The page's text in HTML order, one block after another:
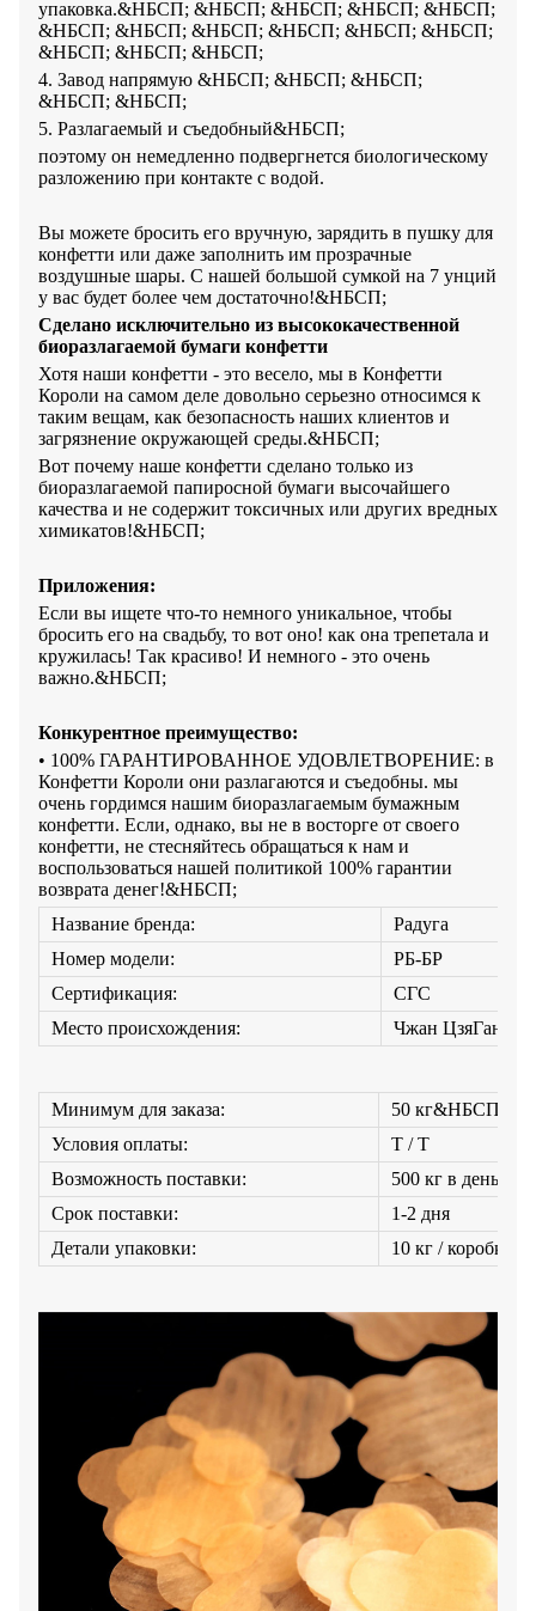
упаковка.&НБСП; &НБСП; &НБСП; &НБСП; &НБСП;
&НБСП; &НБСП; &НБСП; &НБСП; &НБСП; &НБСП;
&НБСП; &НБСП; &НБСП;
4. Завод напрямую &НБСП; &НБСП; &НБСП;
&НБСП; &НБСП;
5. Разлагаемый и съедобный&НБСП;
поэтому он немедленно подвергнется биологическому
разложению при контакте с водой.
Вы можете бросить его вручную, зарядить в пушку для
конфетти или даже заполнить им прозрачные
воздушные шары. С нашей большой сумкой на 7 унций
у вас будет более чем достаточно!&НБСП;
Сделано исключительно из высококачественной
биоразлагаемой бумаги конфетти
Хотя наши конфетти - это весело, мы в Конфетти
Короли на самом деле довольно серьезно относимся к
таким вещам, как безопасность наших клиентов и
загрязнение окружающей среды.&НБСП;
Вот почему наше конфетти сделано только из
биоразлагаемой папиросной бумаги высочайшего
качества и не содержит токсичных или других вредных
химикатов!&НБСП;
Приложения:
Если вы ищете что-то немного уникальное, чтобы
бросить его на свадьбу, то вот оно! как она трепетала и
кружилась! Так красиво! И немного - это очень
важно.&НБСП;
Конкурентное преимущество:
• 100% ГАРАНТИРОВАННОЕ УДОВЛЕТВОРЕНИЕ: в
Конфетти Короли они разлагаются и съедобны. мы
очень гордимся нашим биоразлагаемым бумажным
конфетти. Если, однако, вы не в восторге от своего
конфетти, не стесняйтесь обращаться к нам и
воспользоваться нашей политикой 100% гарантии
возврата денег!&НБСП;
Название бренда:
Радуга
Номер модели:
РБ-БР
Сертификация:
СГС
Место происхождения:
Чжан ЦзяГан
Минимум для заказа:
50 кг&НБСП;
Условия оплаты:
Т / Т
Возможность поставки:
500 кг в день
Срок поставки:
1-2 дня
Детали упаковки:
10 кг /